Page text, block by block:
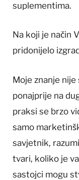
suplementima.
Na koji je način
pridonijelo
Moje znanje
ponajprije na
praksi se brzo
samo
savjetnik,
tvari, koliko je
sastojci mogu